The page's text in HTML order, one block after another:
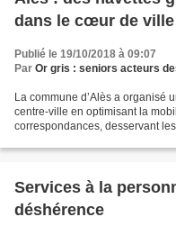
dans le cœur de ville
Publié le 19/10/2018 à 09:07
Par Or gris : seniors acteurs des
La commune d’Alès a organisé
centre-ville en optimisant la
correspondances, desservant
Services à la
déshérence